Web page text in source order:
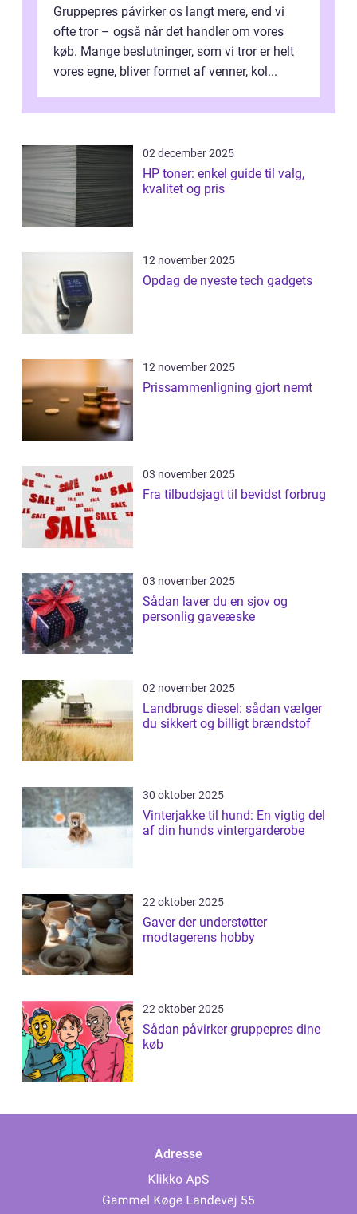
Gruppepres påvirker os langt mere, end vi
ofte tror – også når det handler om vores
køb. Mange beslutninger, som vi tror er helt
vores egne, bliver formet af venner, kol...
02 december 2025
HP toner: enkel guide til valg,
kvalitet og pris
12 november 2025
Opdag de nyeste tech gadgets
12 november 2025
Prissammenligning gjort nemt
03 november 2025
Fra tilbudsjagt til bevidst forbrug
03 november 2025
Sådan laver du en sjov og
personlig gaveæske
02 november 2025
Landbrugs diesel: sådan vælger
du sikkert og billigt brændstof
30 oktober 2025
Vinterjakke til hund: En vigtig del
af din hunds vintergarderobe
22 oktober 2025
Gaver der understøtter
modtagerens hobby
22 oktober 2025
Sådan påvirker gruppepres dine
køb
Adresse